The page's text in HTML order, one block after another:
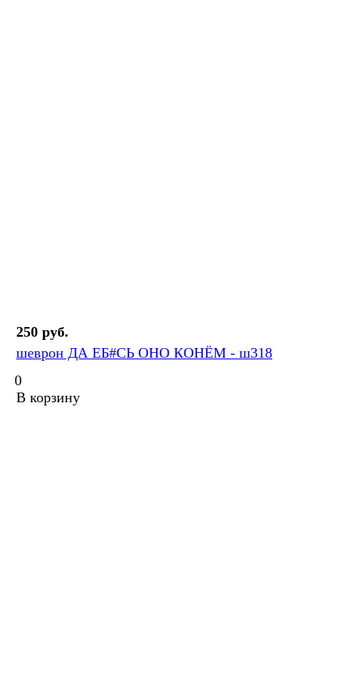
250 руб.
шеврон ДА ЕБ#СЬ ОНО КОНЁМ - ш318
0
В корзину